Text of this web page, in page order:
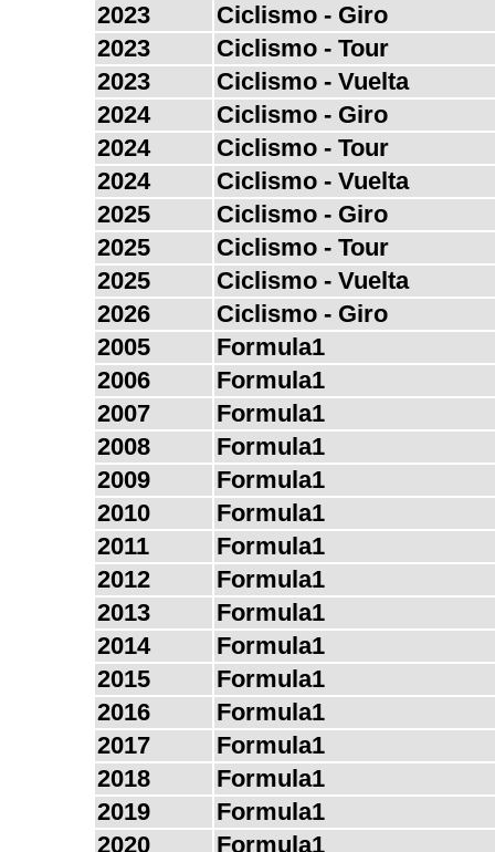
2023
Ciclismo - Giro
2023
Ciclismo - Tour
2023
Ciclismo - Vuelta
2024
Ciclismo - Giro
2024
Ciclismo - Tour
2024
Ciclismo - Vuelta
2025
Ciclismo - Giro
2025
Ciclismo - Tour
2025
Ciclismo - Vuelta
2026
Ciclismo - Giro
2005
Formula1
2006
Formula1
2007
Formula1
2008
Formula1
2009
Formula1
2010
Formula1
2011
Formula1
2012
Formula1
2013
Formula1
2014
Formula1
2015
Formula1
2016
Formula1
2017
Formula1
2018
Formula1
2019
Formula1
2020
Formula1